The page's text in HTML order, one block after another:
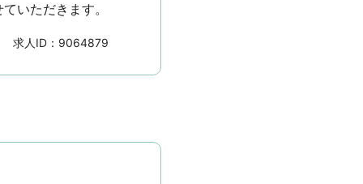
いただきます。
求人ID： 9064879